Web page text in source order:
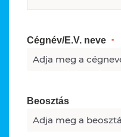
Cégnév/E.V. neve
Beosztás